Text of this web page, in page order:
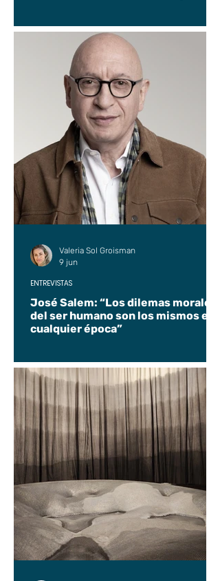
José Salem: “Los dilemas morales
del ser humano son los mismos en
cualquier época”
ENTREVISTAS
Valeria Sol Groisman
9 jun